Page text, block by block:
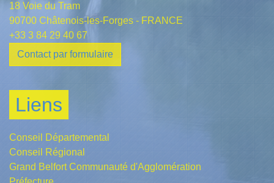
18 Voie du Tram
90700 Châtenois-les-Forges - FRANCE
+33 3 84 29 40 67
Contact par formulaire
Liens
Conseil Départemental
Conseil Régional
Grand Belfort Communauté d'Agglomération